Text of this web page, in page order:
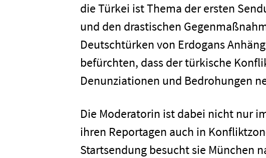
die Türkei ist Thema der ersten
und den drastischen
Deutschtürken von Erdogans
befürchten, dass der türkische
Denunziationen und Bedrohungen
Die Moderatorin ist dabei nicht nur
ihren Reportagen auch in
Startsendung besucht sie München